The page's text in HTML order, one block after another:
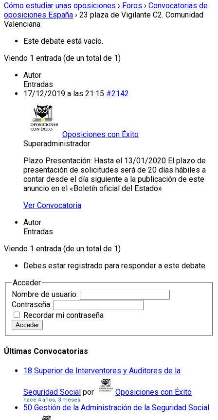
Cómo estudiar unas oposiciones › Foros › Convocatorias de
oposiciones España › 23 plaza de Vigilante C2. Comunidad
Valenciana
Este debate está vacío.
Viendo 1 entrada (de un total de 1)
Autor
Entradas
17/12/2019 a las 21:15 #2142
Oposiciones con Éxito
Superadministrador
Plazo Presentación: Hasta el 13/01/2020 El plazo de
presentación de solicitudes será de 20 días hábiles a
contar desde el día siguiente a la publicación de este
anuncio en el «Boletín oficial del Estado»
Ver Convocatoria
Autor
Entradas
Viendo 1 entrada (de un total de 1)
Debes estar registrado para responder a este debate.
Acceder
Nombre de usuario:
Contraseña:
Recordar mi contraseña
Acceder
Últimas Convocatorias
18 Superior de Interventores y Auditores de la
Seguridad Social por Oposiciones con Éxito
hace 4 años, 3 meses
50 Gestión de la Administración de la Seguridad Social